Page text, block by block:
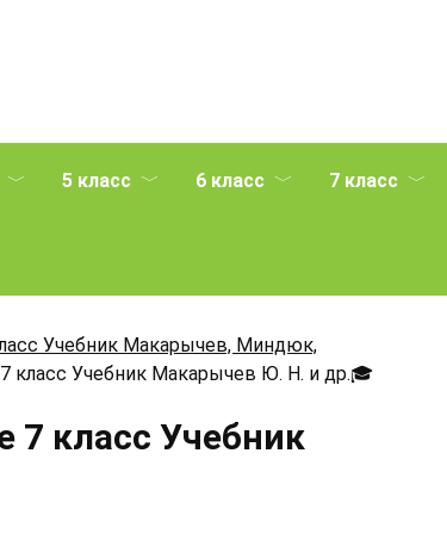
5 класс 6 класс 7 класс
Учебник Макарычев, Миндюк,
класс Учебник Макарычев Ю. Н. и др.🎓
7 класс Учебник